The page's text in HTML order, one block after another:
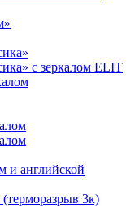
с зеркалом ELIT
и английской
3к)